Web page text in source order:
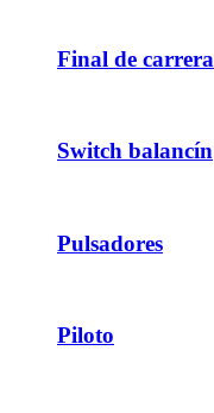
Final de carrera
Switch balancín
Pulsadores
Piloto